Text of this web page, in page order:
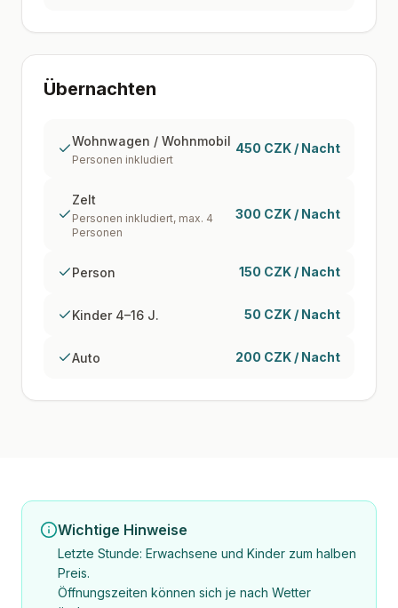
Übernachten
Wohnwagen / Wohnmobil
Personen inkludiert
450 CZK / Nacht
Zelt
Personen inkludiert, max. 4
Personen
300 CZK / Nacht
Person 150 CZK / Nacht
Kinder 4–16 J. 50 CZK / Nacht
Auto 200 CZK / Nacht
Wichtige Hinweise
Letzte Stunde: Erwachsene und Kinder zum halben
Preis.
Öffnungszeiten können sich je nach Wetter